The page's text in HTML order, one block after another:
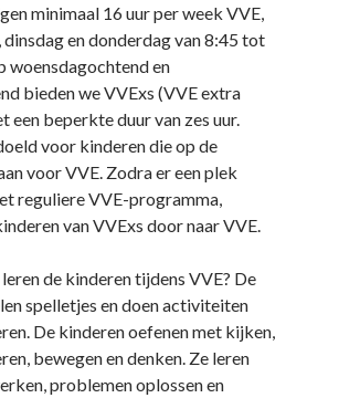
minimaal 16 uur per week VVE,
dinsdag en donderdag van 8:45 tot
woensdagochtend en
bieden we VVExs (VVE extra
een beperkte duur van zes uur.
voor kinderen die op de
voor VVE. Zodra er een plek
reguliere VVE-programma,
van VVExs door naar VVE.
de kinderen tijdens VVE? De
spelletjes en doen activiteiten
De kinderen oefenen met kijken,
bewegen en denken. Ze leren
problemen oplossen en